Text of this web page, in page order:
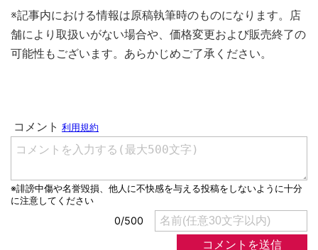
※記事内における情報は原稿執筆時のものになります。店
舗により取扱いがない場合や、価格変更および販売終了の
可能性もございます。あらかじめご了承ください。